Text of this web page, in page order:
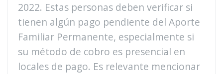
2022. Estas personas deben verificar si
tienen algún pago pendiente del Aporte
Familiar Permanente, especialmente si
su método de cobro es presencial en
locales de pago. Es relevante mencionar